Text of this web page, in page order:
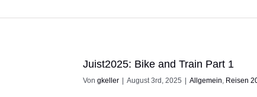
Juist2025: Bike and Train Part 1
Von gkeller August 3rd, 2025 Allgemein, Reisen